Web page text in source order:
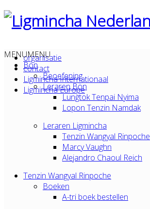
organisatie
contact
Ligmincha Internationaal
Ligmincha Europe
MENUMENU
Bön
Beoefening
Leraren Bön
Lungtok Tenpai Nyima
Lopon Tenzin Namdak
Leraren Ligmincha
Tenzin Wangyal Rinpoche
Marcy Vaughn
Alejandro Chaoul Reich
Tenzin Wangyal Rinpoche
Boeken
A-tri boek bestellen